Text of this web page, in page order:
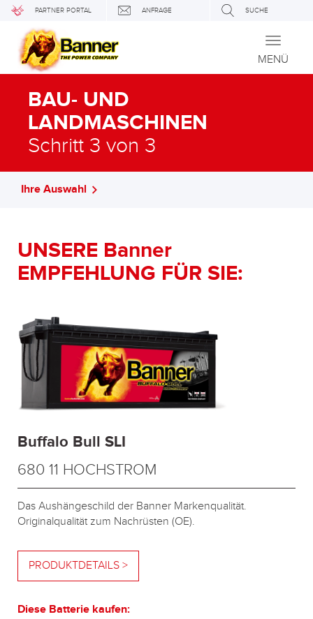
PARTNER PORTAL ANFRAGE SUCHE
Toggle
MENÜ
BAU- UND
LANDMASCHINEN
Schritt 3 von 3
Ihre Auswahl
UNSERE Banner
EMPFEHLUNG FÜR SIE:
Buffalo Bull SLI
680 11 HOCHSTROM
Das Aushängeschild der Banner Markenqualität.
Originalqualität zum Nachrüsten (OE).
PRODUKTDETAILS >
Diese Batterie kaufen: